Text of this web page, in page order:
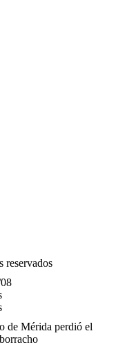
reservados
de Mérida perdió el